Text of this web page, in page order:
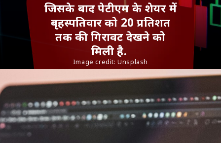
जिसके बाद पेटीएम के शेयर में
बृहस्पतिवार को 20 प्रतिशत
तक की गिरावट देखने को
मिली है.
Image credit:Unsplash